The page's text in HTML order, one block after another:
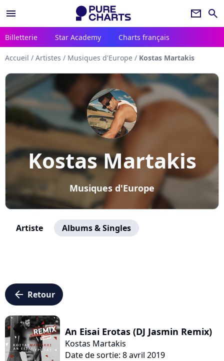
menu newsletter search
Billetterie Star Academy Charts français
Accueil / Artistes / Musiques d'Europe / Kostas Martakis
Kostas Martakis
Musiques d'Europe
Artiste Albums & Singles
arrow_left Retour
An Eisai Erotas (DJ Jasmin Remix)
Kostas Martakis
Date de sortie: 8 avril 2019